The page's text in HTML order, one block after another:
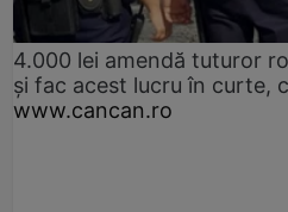
4.000 lei amendă tuturor
și fac acest lucru în curte,
www.cancan.ro